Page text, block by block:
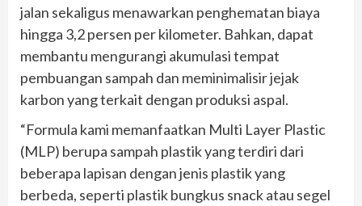
jalan sekaligus menawarkan penghematan biaya
hingga 3,2 persen per kilometer. Bahkan, dapat
membantu mengurangi akumulasi tempat
pembuangan sampah dan meminimalisir jejak
karbon yang terkait dengan produksi aspal.
“Formula kami memanfaatkan Multi Layer Plastic
(MLP) berupa sampah plastik yang terdiri dari
beberapa lapisan dengan jenis plastik yang
berbeda, seperti plastik bungkus snack atau segel